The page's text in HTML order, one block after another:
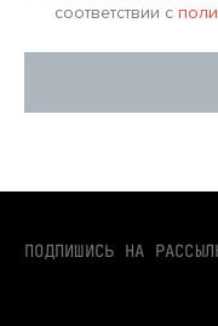
соответствии с
ПОДПИШИСЬ НА